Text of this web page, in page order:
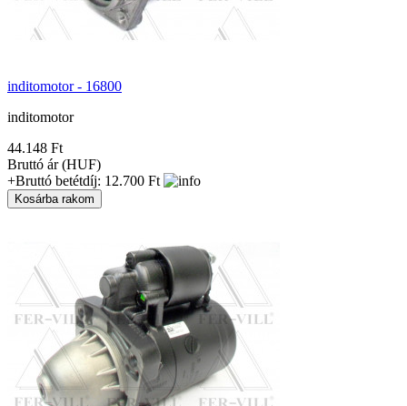
inditomotor - 16800
inditomotor
44.148 Ft
Bruttó ár (HUF)
+Bruttó betétdíj: 12.700 Ft